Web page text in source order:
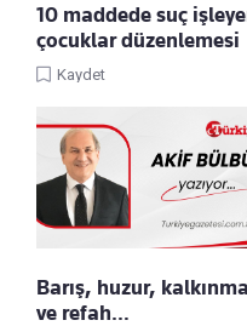
10 maddede suç
çocuklar düzenlemesi
Kaydet
Barış, huzur, kalkınma
ve refah…